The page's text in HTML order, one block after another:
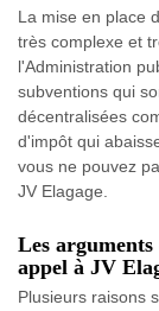
La mise en place
très complexe et
l'Administration
subventions qui
décentralisées
d'impôt qui
vous ne pouvez
JV Elagage.
Les
appel à JV
Plusieurs raisons